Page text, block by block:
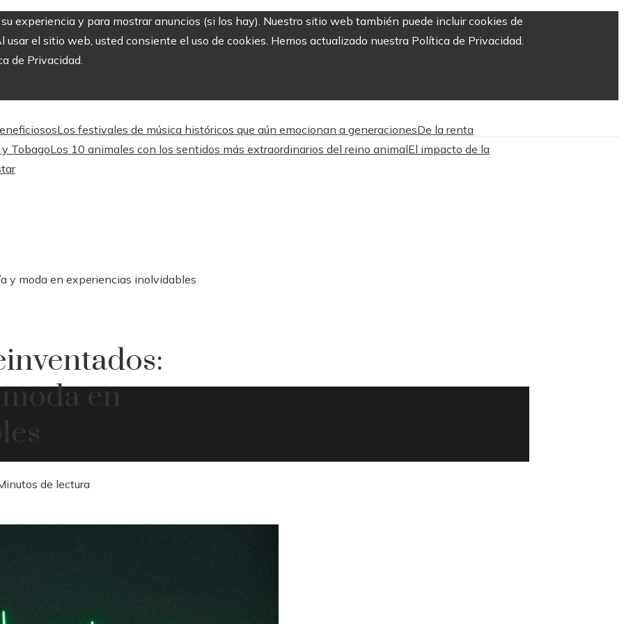
experiencia y para mostrar anuncios (si los hay). Nuestro sitio web también puede incluir cookies de
el sitio web, usted consiente el uso de cookies. Hemos actualizado nuestra Política de Privacidad.
de Privacidad.
Los festivales de música históricos que aún emocionan a generacionesDe la renta
TobagoLos 10 animales con los sentidos más extraordinarios del reino animalEl impacto de la
y moda en experiencias inolvidables
en
de lectura